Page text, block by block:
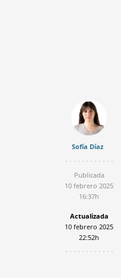
Sofía Díaz
Publicada
10 febrero 2025
16:37h
Actualizada
10 febrero 2025
22:52h